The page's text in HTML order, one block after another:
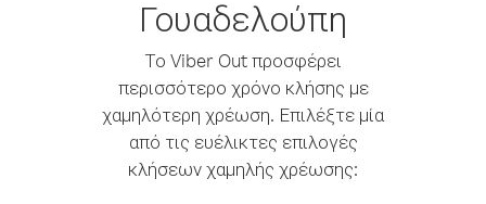
Γουαδελούπη
Το Viber Out προσφέρει
περισσότερο χρόνο κλήσης με
χαμηλότερη χρέωση. Επιλέξτε μία
από τις ευέλικτες επιλογές
κλήσεων χαμηλής χρέωσης: